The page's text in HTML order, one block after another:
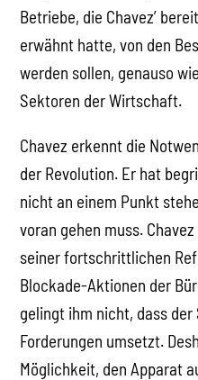
Betriebe, die Chavez’
erwähnt hatte, von den
werden sollen, genauso
Sektoren der Wirtschaft.
Chavez erkennt die
der Revolution. Er hat
nicht an einem Punkt
voran gehen muss.
seiner fortschrittlichen
Blockade-Aktionen der
gelingt ihm nicht, dass
Forderungen umsetzt.
Möglichkeit, den Apparat